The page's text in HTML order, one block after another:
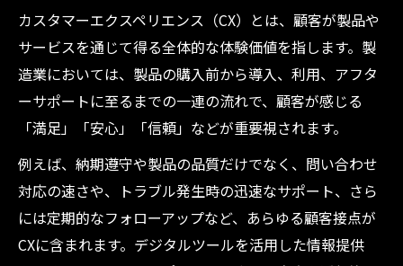
カスタマーエクスペリエンス例から学ぶ製
造業の工夫
製造業でCXを競争優位に変える発想法
CX向上に役立つ製造業の具体策と現場事例
現場で使える製造業のカスタマーエクスペ
リエンス改善策
製造業で実践されるカスタマーエクスペリ
エンス事例集
CX向上を支える製造業の業務効率化ノウハ
カスタマーエクスペリエンス（CX）とは、顧客が製品や
サービスを通じて得る全体的な体験価値を指します。製
造業においては、製品の購入前から導入、利用、アフタ
ーサポートに至るまでの一連の流れで、顧客が感じる
「満足」「安心」「信頼」などが重要視されます。
例えば、納期遵守や製品の品質だけでなく、問い合わせ
対応の速さや、トラブル発生時の迅速なサポート、さら
には定期的なフォローアップなど、あらゆる顧客接点が
CXに含まれます。デジタルツールを活用した情報提供